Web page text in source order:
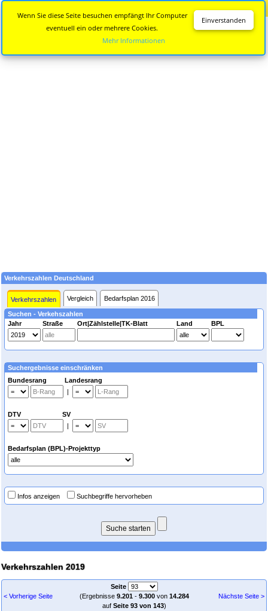
Verkehrszahlen Deutschland
Verkehrszahlen Vergleich Bedarfsplan 2016
Suchen - Verkehszahlen
Jahr
Straße Ort|Zählstelle|TK-Blatt Land BPL
Suchergebnisse einschränken
Bundesrang Landesrang
|
DTV SV
|
Bedarfsplan (BPL)-Projekttyp
Infos anzeigen Suchbegriffe hervorheben
Verkehrszahlen 2019
< Vorherige Seite
Seite
(Ergebnisse 9.201- 9.300von 14.284
auf Seite 93 von 143)
Nächste Seite >
Einverstanden
Wenn Sie diese Seite besuchen empfängt Ihr Computer
eventuell ein oder mehrere Cookies.
Mehr Informationen